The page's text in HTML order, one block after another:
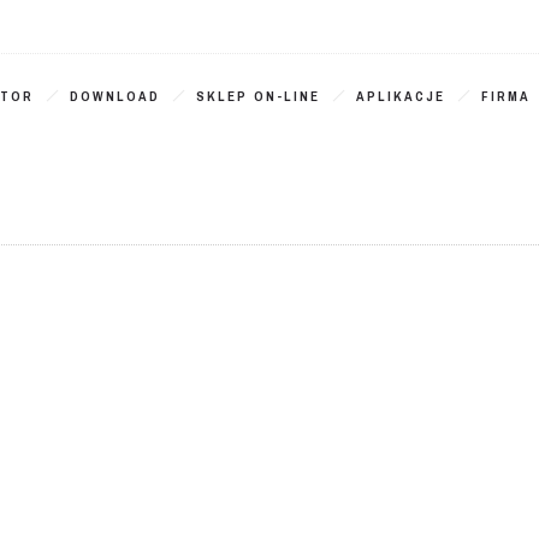
DOWNLOAD SKLEP ON-LINE APLIKACJE FIRMA